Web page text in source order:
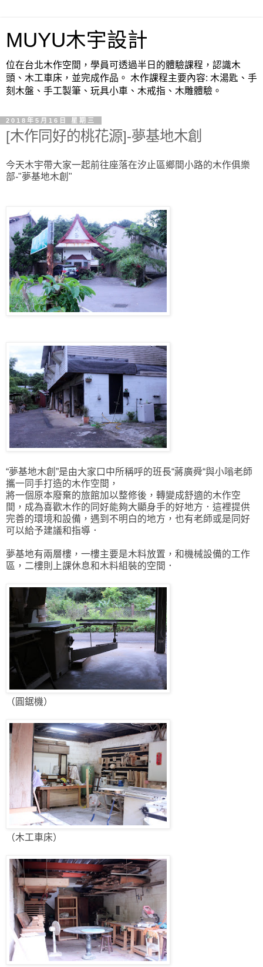
MUYU木宇設計
位在台北木作空間，學員可透過半日的體驗課程，認識木
頭、木工車床，並完成作品。 木作課程主要內容: 木湯匙、手
刻木盤、手工製筆、玩具小車、木戒指、木雕體驗。
2018年5月16日 星期三
[木作同好的桃花源]-夢基地木創
今天木宇帶大家一起前往座落在汐止區鄉間小路的木作俱樂
部-"夢基地木創"
“夢基地木創”是由大家口中所稱呼的班長“蔣廣舜“與小嗡老師
攜一同手打造的木作空間，
將一個原本廢棄的旅館加以整修後，轉變成舒適的木作空
間，成為喜歡木作的同好能夠大顯身手的好地方．這裡提供
完善的環境和設備，遇到不明白的地方，也有老師或是同好
可以給予建議和指導．
夢基地有兩層樓，一樓主要是木料放置，和機械設備的工作
區，二樓則上課休息和木料組裝的空間．
（圓鋸機）
（木工車床）